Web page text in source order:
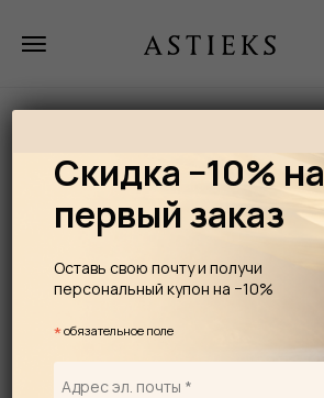
Скидка −10% на
первый заказ
Оставь свою почту и получи
персональный купон на −10%
* обязательное поле